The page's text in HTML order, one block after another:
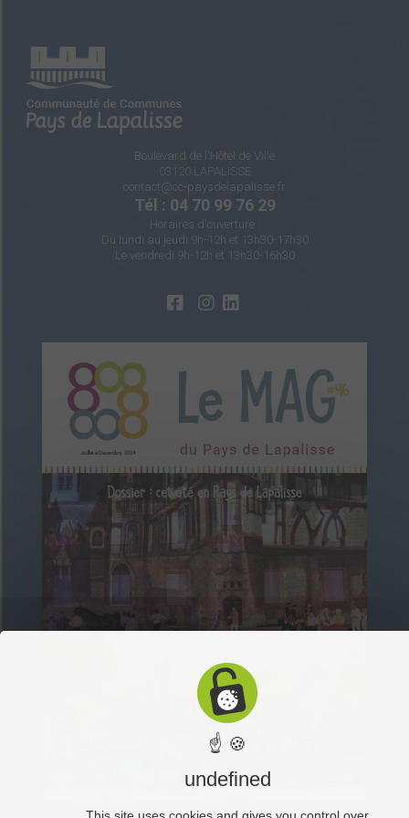
Boulevard de l'Hôtel de Ville
03120 LAPALISSE
contact@cc-paysdelapalisse.fr
Tél : 04 70 99 76 29
Horaires d'ouverture :
Du lundi au jeudi 9h-12h et 13h30-17h30
Le vendredi 9h-12h et 13h30-16h30
☝ 🍪
undefined